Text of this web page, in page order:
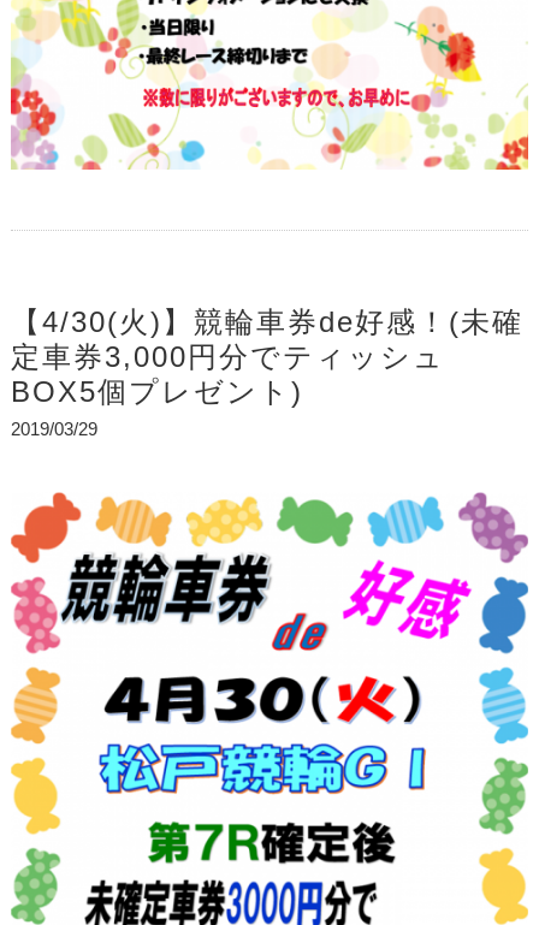
【4/30(火)】競輪車券de好感！(未確
定車券3,000円分でティッシュ
BOX5個プレゼント)
2019/03/29